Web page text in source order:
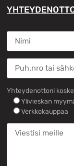
Yhteydenottoni
Ylivieskan
Verkkokauppaa